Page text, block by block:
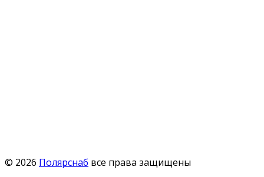
© 2026 Полярснаб все права защищены